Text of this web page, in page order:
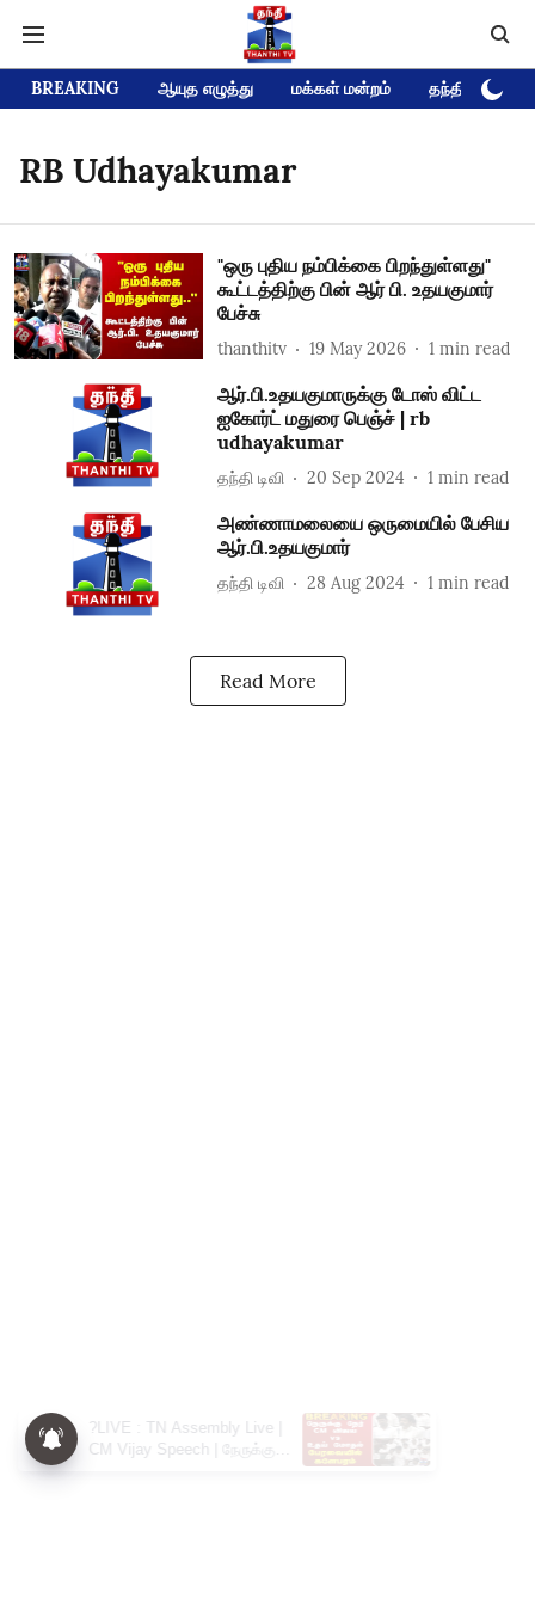
BREAKING ஆயுத எழுத்து மக்கள் மன்றம் தந்தி டிவி
RB Udhayakumar
"ஒரு புதிய நம்பிக்கை பிறந்துள்ளது"
கூட்டத்திற்கு பின் ஆர் பி. உதயகுமார்
பேச்சு
thanthitv 19 May 2026 1 min read
ஆர்.பி.உதயகுமாருக்கு டோஸ் விட்ட
ஐகோர்ட் மதுரை பெஞ்ச் | rb
udhayakumar
தந்தி டிவி 20 Sep 2024 1 min read
அண்ணாமலையை ஒருமையில் பேசிய
ஆர்.பி.உதயகுமார்
தந்தி டிவி 28 Aug 2024 1 min read
Read More
?LIVE : TN Assembly Live |
CM Vijay Speech | நேருக்கு